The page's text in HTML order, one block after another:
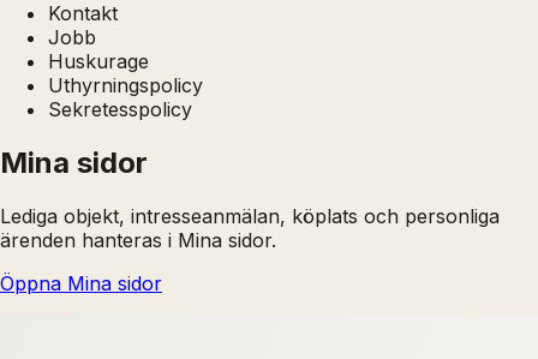
Kontakt
Jobb
Huskurage
Uthyrningspolicy
Sekretesspolicy
Mina sidor
Lediga objekt, intresseanmälan, köplats och personliga
ärenden hanteras i Mina sidor.
Öppna Mina sidor